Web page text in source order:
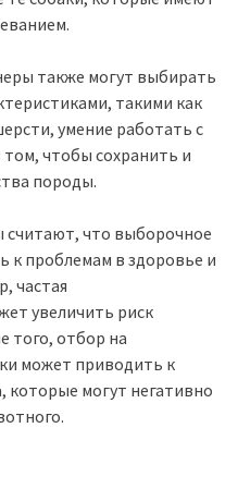
также могут выбирать
такими как
умение работать с
чтобы сохранить и
породы.
считают, что выборочное
к проблемам в здоровье и
частая
увеличить риск
того, отбор на
может приводить к
могут негативно